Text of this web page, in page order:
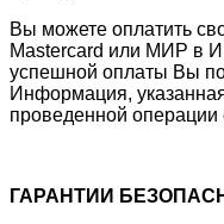
Вы можете оплатить
Mastercard или МИР в
успешной оплаты Вы
Информация,
проведенной операции
ГАРАНТИИ